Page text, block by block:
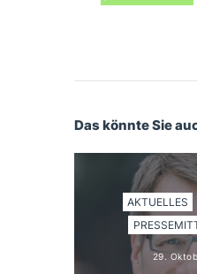
Das könnte Sie
AKTUELLES
29.